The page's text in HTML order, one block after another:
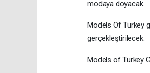
modaya doyacak.
Models Of Turkey
gerçekleştirilecek.
Models of Turkey